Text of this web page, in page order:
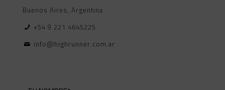
Buenos Aires, Argentina
+54 9 221 4645225
info@highrunner.com.ar